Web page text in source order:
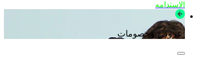
الاستدامه
عروض وخصومات